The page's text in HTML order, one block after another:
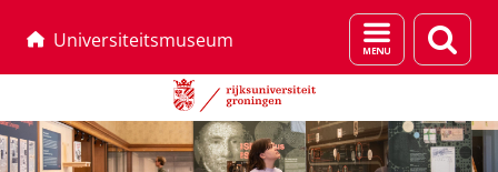
Universiteitsmuseum
Menu
en